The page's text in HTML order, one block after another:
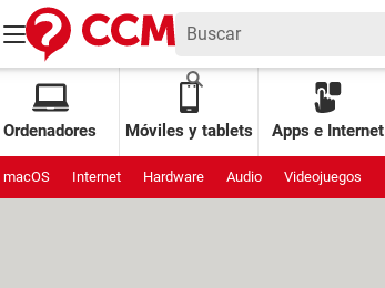
Ordenadores Móviles y tablets Apps e Internet
macOS Internet Hardware Audio Videojuegos